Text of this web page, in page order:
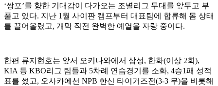
‘쌍포’를 향한 기대감이 다가오는 조별리그 무대를 앞두고 부
풀고 있다. 지난 1월 사이판 캠프부터 대표팀에 합류해 몸 상태
를 끌어올렸고, 개막 직전 완벽한 예열을 자랑 중이다.
한편 류지현호는 앞서 오키나와에서 삼성, 한화(이상 2회),
KIA 등 KBO리그 팀들과 5차례 연습경기를 소화, 4승1패 성적
표를 썼고, 오사카에선 NPB 한신 타이거즈전(3-3 무)을 비롯해